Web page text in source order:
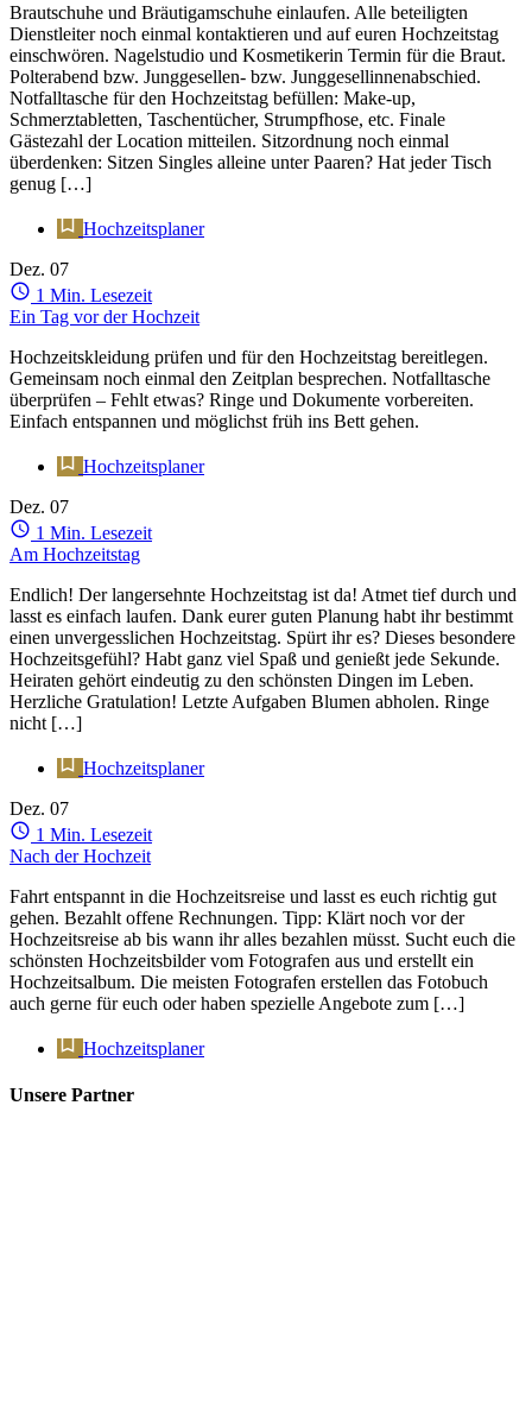
Brautschuhe und Bräutigamschuhe einlaufen. Alle beteiligten
Dienstleiter noch einmal kontaktieren und auf euren Hochzeitstag
einschwören. Nagelstudio und Kosmetikerin Termin für die Braut.
Polterabend bzw. Junggesellen- bzw. Junggesellinnenabschied.
Notfalltasche für den Hochzeitstag befüllen: Make-up,
Schmerztabletten, Taschentücher, Strumpfhose, etc. Finale
Gästezahl der Location mitteilen. Sitzordnung noch einmal
überdenken: Sitzen Singles alleine unter Paaren? Hat jeder Tisch
genug […]
Hochzeitsplaner
Dez. 07
1 Min. Lesezeit
Ein Tag vor der Hochzeit
Hochzeitskleidung prüfen und für den Hochzeitstag bereitlegen.
Gemeinsam noch einmal den Zeitplan besprechen. Notfalltasche
überprüfen – Fehlt etwas? Ringe und Dokumente vorbereiten.
Einfach entspannen und möglichst früh ins Bett gehen.
Hochzeitsplaner
Dez. 07
1 Min. Lesezeit
Am Hochzeitstag
Endlich! Der langersehnte Hochzeitstag ist da! Atmet tief durch und
lasst es einfach laufen. Dank eurer guten Planung habt ihr bestimmt
einen unvergesslichen Hochzeitstag. Spürt ihr es? Dieses besondere
Hochzeitsgefühl? Habt ganz viel Spaß und genießt jede Sekunde.
Heiraten gehört eindeutig zu den schönsten Dingen im Leben.
Herzliche Gratulation! Letzte Aufgaben Blumen abholen. Ringe
nicht […]
Hochzeitsplaner
Dez. 07
1 Min. Lesezeit
Nach der Hochzeit
Fahrt entspannt in die Hochzeitsreise und lasst es euch richtig gut
gehen. Bezahlt offene Rechnungen. Tipp: Klärt noch vor der
Hochzeitsreise ab bis wann ihr alles bezahlen müsst. Sucht euch die
schönsten Hochzeitsbilder vom Fotografen aus und erstellt ein
Hochzeitsalbum. Die meisten Fotografen erstellen das Fotobuch
auch gerne für euch oder haben spezielle Angebote zum […]
Hochzeitsplaner
Unsere Partner